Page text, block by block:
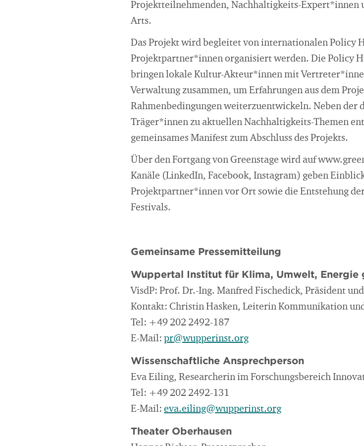
Projektteilnehmenden, Nachhaltigkeits-Expert*innen
Arts.
Das Projekt wird begleitet von internationalen Policy
Projektpartner*innen organisiert werden. Die Policy
bringen lokale Kultur-Akteur*innen mit
Verwaltung zusammen, um Erfahrungen aus dem
Rahmenbedingungen weiterzuentwickeln. Neben der
Träger*innen zu aktuellen Nachhaltigkeits-Themen
gemeinsames Manifest zum Abschluss des Projekts.
Über den Fortgang von Greenstage wird auf
Kanäle (LinkedIn, Facebook, Instagram) geben
Projektpartner*innen vor Ort sowie die Entstehung
Festivals.
Gemeinsame Pressemitteilung
Wuppertal Institut für Klima, Umwelt, Energie
VisdP: Prof. Dr.-Ing. Manfred Fischedick, Präsident
Kontakt: Christin Hasken, Leiterin Kommunikation
Tel: +49 202 2492-187
E-Mail: pr@wupperinst.org
Wissenschaftliche Ansprechperson
Eva Eiling, Researcherin im Forschungsbereich
Tel: +49 202 2492-131
E-Mail: eva.eiling@wupperinst.org
Theater Oberhausen